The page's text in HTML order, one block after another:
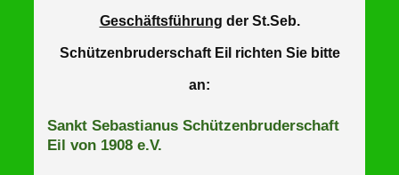
Geschäftsführung der St.Seb.
Schützenbruderschaft Eil richten Sie bitte
an:
Sankt Sebastianus Schützenbruderschaft
Eil von 1908 e.V.